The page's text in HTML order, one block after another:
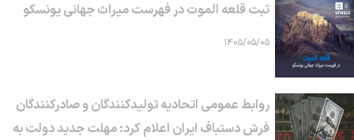
ثبت قلعه الموت در فهرست میراث جهانی یونسکو
۱۴۰۵/۰۵/۰۵
روابط عمومی اتحادیه تولیدکنندگان و صادرکنندگان
فرش دستباف ایران اعلام کرد: مهلت جدید دولت به